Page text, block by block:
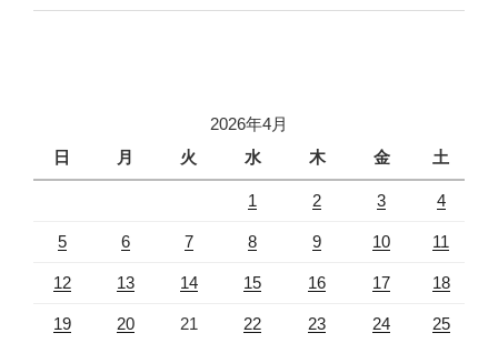
2026年4月
日
月 火 水 木 金 土
1 2 3 4
5 6 7 8 9 10 11
12 13 14 15 16 17 18
19 20 21 22 23 24 25